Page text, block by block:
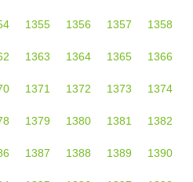
1355 1356 1357 1358
1363 1364 1365 1366
1371 1372 1373 1374
1379 1380 1381 1382
1387 1388 1389 1390